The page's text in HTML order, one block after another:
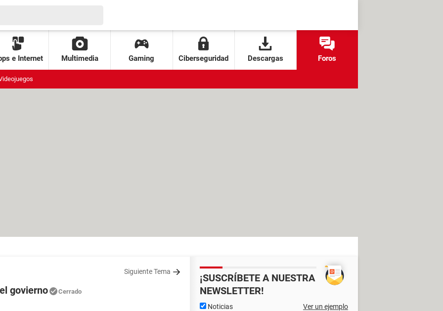
e Internet Multimedia Gaming Ciberseguridad Descargas Foros
Siguiente Tema
govierno Cerrado
¡SUSCRÍBETE A NUESTRA
NEWSLETTER!
Noticias Ver un ejemplo